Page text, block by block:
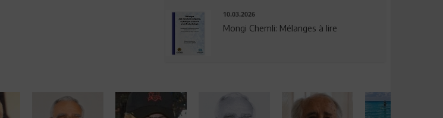
10.03.2026
Mongi Chemli: Mélanges à lire